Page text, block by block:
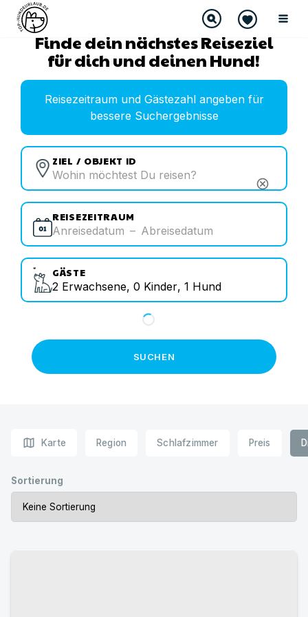
Finde dein nächstes Reiseziel
für dich und deinen Hund!
Reisezeitraum und Gästezahl angeben für
bessere Suchergebnisse
ZIEL / OBJEKT ID
cancel
REISEZEITRAUM
Anreisedatum – Abreisedatum
GÄSTE
2 Erwachsene, 0 Kinder, 1 Hund
SUCHEN
map Karte Region Schlafzimmer Preis
Sortierung